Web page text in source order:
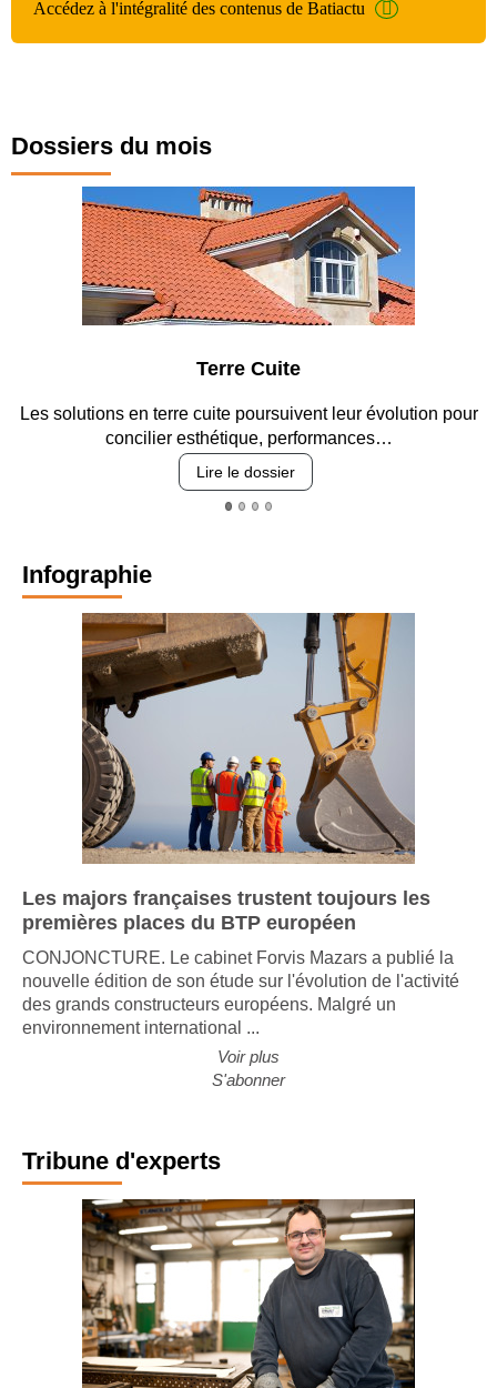
Accédez à l'intégralité des contenus de Batiactu
Dossiers du mois
Terre Cuite
Les solutions en terre cuite poursuivent leur évolution pour
concilier esthétique, performances…
Lire le dossier
Infographie
Les majors françaises trustent toujours les
premières places du BTP européen
CONJONCTURE. Le cabinet Forvis Mazars a publié la
nouvelle édition de son étude sur l'évolution de l'activité
des grands constructeurs européens. Malgré un
environnement international ...
Voir plus
S'abonner
Tribune d'experts